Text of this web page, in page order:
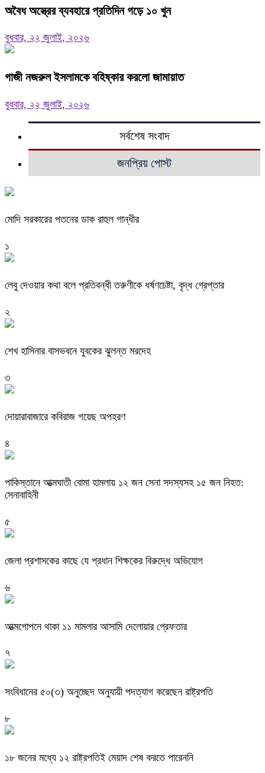
অবৈধ অস্ত্রের ব্যবহারে প্রতিদিন গড়ে ১০ খুন
বুধবার, ২২ জুলাই, ২০২৬
গাজী নজরুল ইসলামকে বহিষ্কার করলো জামায়াত
বুধবার, ২২ জুলাই, ২০২৬
সর্বশেষ সংবাদ
জনপ্রিয় পোস্ট
মোদি সরকারের পতনের ডাক রাহুল গান্ধীর
১
লেবু দেওয়ার কথা বলে প্রতিবন্ধী তরুণীকে ধর্ষণচেষ্টা, বৃদ্ধ গ্রেপ্তার
২
শেখ হাসিনার বাসভবনে যুবকের ঝুলন্ত মরদেহ
৩
দোয়ারাবাজারে কবিরাজ গয়েছ অপহরণ
৪
পাকিস্তানে আত্মঘাতী বোমা হামলায় ১২ জন সেনা সদস্যসহ ১৫ জন নিহত:
সেনাবাহিনী
৫
জেলা প্রশাসকের কাছে যে প্রধান শিক্ষকের বিরুদ্ধে অভিযোগ
৬
আত্মগোপনে থাকা ১১ মামলার আসামি দেলোয়ার গ্রেফতার
৭
সংবিধানের ৫০(৩) অনুচ্ছেদ অনুযায়ী পদত্যাগ করেছেন রাষ্ট্রপতি
৮
১৮ জনের মধ্যে ১২ রাষ্ট্রপতিই মেয়াদ শেষ করতে পারেননি